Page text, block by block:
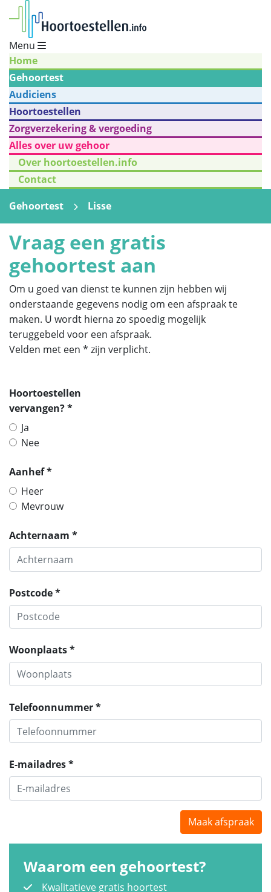
Menu
Home
Gehoortest
Audiciens
Hoortoestellen
Zorgverzekering & vergoeding
Alles over uw gehoor
Over hoortoestellen.info
Contact
Gehoortest
Lisse
Vraag een gratis
gehoortest aan
Om u goed van dienst te kunnen zijn hebben wij
onderstaande gegevens nodig om een afspraak te
maken. U wordt hierna zo spoedig mogelijk
teruggebeld voor een afspraak.
Velden met een * zijn verplicht.
Hoortoestellen
vervangen? *
Ja
Nee
Aanhef *
Heer
Mevrouw
Achternaam *
Postcode *
Woonplaats *
Telefoonnummer *
E-mailadres *
Maak afspraak
Waarom een gehoortest?
Kwalitatieve gratis hoortest